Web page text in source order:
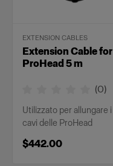
EXTENSION CABLES
Extension Cable for
ProHead 5 m
(0)
Utilizzato per allungare i
cavi delle ProHead
$442.00